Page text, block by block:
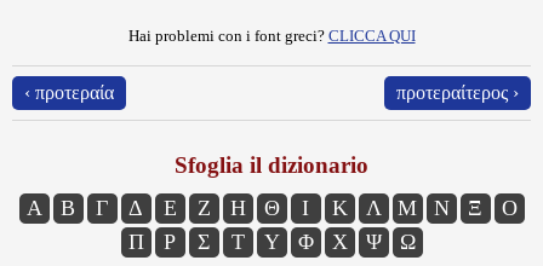
Hai problemi con i font greci? CLICCA QUI
‹ προτεραία προτεραίτερος ›
Sfoglia il dizionario
Α Β Γ Δ Ε Ζ Η Θ Ι Κ Λ Μ Ν Ξ
Ο
Π
Ρ Σ Τ Υ Φ Χ Ψ Ω